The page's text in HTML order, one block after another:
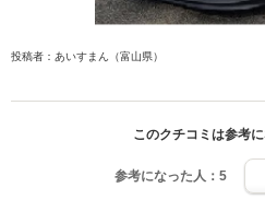
投稿者：あいすまん（富山県）
このクチコミは参考
参考になった人： 5